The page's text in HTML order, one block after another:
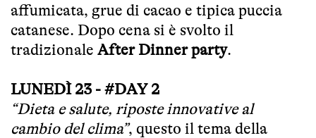
affumicata, grue di cacao e tipica puccia
catanese. Dopo cena si è svolto il
tradizionale After Dinner party.
LUNEDÌ 23 - #DAY 2
“Dieta e salute, riposte innovative al
cambio del clima”, questo il tema della